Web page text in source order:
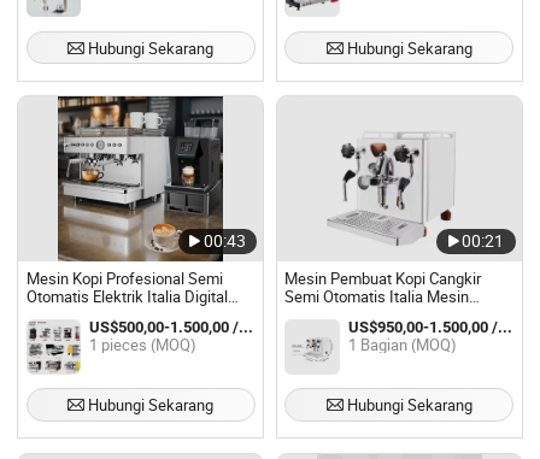
Hubungi Sekarang Hubungi Sekarang
00:43
Mesin Kopi Profesional Semi
Otomatis Elektrik Italia Digital
Industri Komersial Pembuat Biji
Kopi dan 2 Grup Mesin Espresso
Italia
US$500,00-1.500,00 / pieces
1 pieces (MOQ)
Hubungi Sekarang
00:21
Mesin Pembuat Kopi Cangkir
Semi Otomatis Italia Mesin
Espresso Komersial Pembuat
Kopi Espresso Profesional untuk
Kantor
US$950,00-1.500,00 / Bagian
1 Bagian (MOQ)
Hubungi Sekarang